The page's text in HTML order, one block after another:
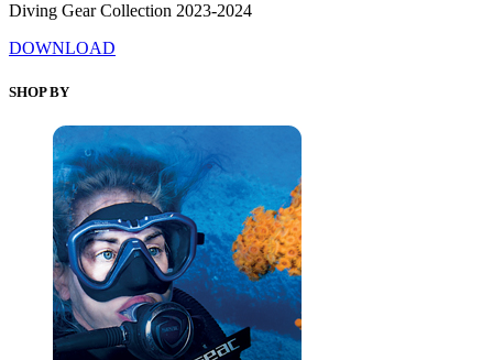
Diving Gear Collection 2023-2024
DOWNLOAD
SHOP BY